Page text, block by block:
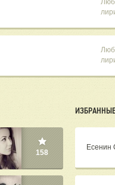
158
Есенин